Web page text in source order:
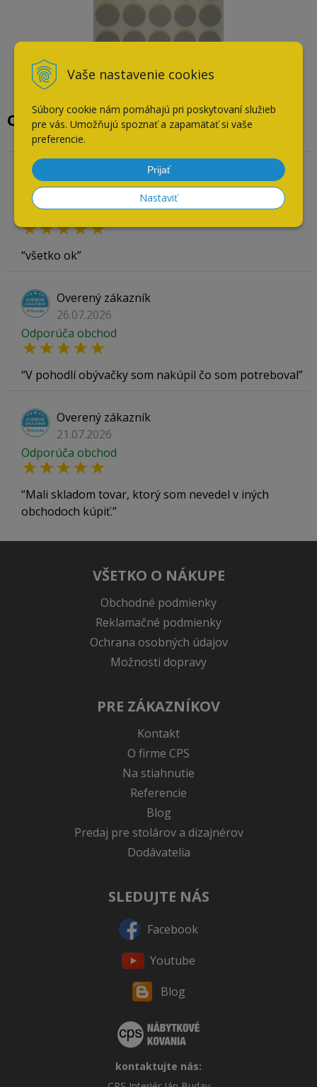
Vaše nastavenie cookies
Súbory cookie nám pomáhajú pri poskytovaní služieb
pre vás. Umožňujú spoznať a zapamätať si vaše
preferencie.
Prijať
Nastaviť
Overené našimi zákazníkmi
Overený zákazník
Odporúča obchod
všetko ok
Overený zákazník
26.07.2026
Odporúča obchod
V pohodlí obývačky som nakúpil čo som potreboval
Overený zákazník
21.07.2026
Odporúča obchod
Mali skladom tovar, ktorý som nevedel v iných
obchodoch kúpiť.
VŠETKO O NÁKUPE
Obchodné podmienky
Reklamačné podmienky
Ochrana osobných údajov
Možnosti dopravy
PRE ZÁKAZNÍKOV
Kontakt
O firme CPS
Na stiahnutie
Referencie
Blog
Predaj pre stolárov a dizajnérov
Dodávatelia
SLEDUJTE NÁS
Facebook
Youtube
Blog
kontaktujte nás: